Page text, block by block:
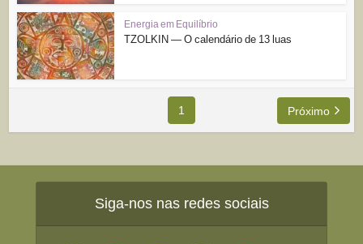
Energia em Equilíbrio
TZOLKIN — O calendário de 13 luas
1 Próximo
Siga-nos nas redes sociais